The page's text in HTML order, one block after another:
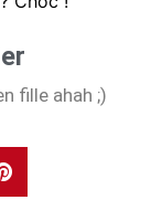
fille ahah ;)